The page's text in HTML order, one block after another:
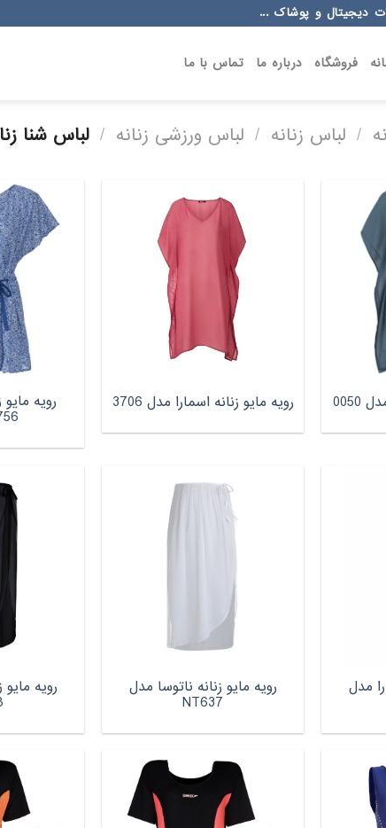
دیجیتال و پوشاک ...
فروشگاه درباره ما تماس با ما
/ لباس زنانه / لباس ورزشی زنانه / لباس شنا
رویه مایو زنانه اسمارا مدل 3706 رویه
مدل رویه مایو زنانه ناتوسا مدل
NT637
رویه